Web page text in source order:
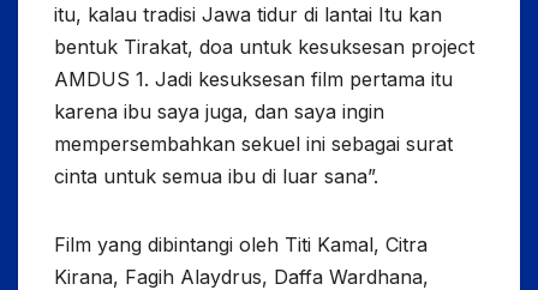
itu, kalau tradisi Jawa tidur di lantai Itu kan
bentuk Tirakat, doa untuk kesuksesan project
AMDUS 1. Jadi kesuksesan film pertama itu
karena ibu saya juga, dan saya ingin
mempersembahkan sekuel ini sebagai surat
cinta untuk semua ibu di luar sana”.
Film yang dibintangi oleh Titi Kamal, Citra
Kirana, Fagih Alaydrus, Daffa Wardhana,